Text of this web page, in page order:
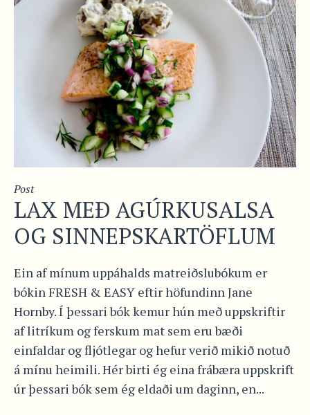
Post
LAX MEÐ AGÚRKUSALSA
OG SINNEPSKARTÖFLUM
Ein af mínum uppáhalds matreiðslubókum er
bókin FRESH & EASY eftir höfundinn Jane
Hornby. Í þessari bók kemur hún með uppskriftir
af litríkum og ferskum mat sem eru bæði
einfaldar og fljótlegar og hefur verið mikið notuð
á mínu heimili. Hér birti ég eina frábæra uppskrift
úr þessari bók sem ég eldaði um daginn, en...